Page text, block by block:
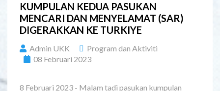
KUMPULAN KEDUA PASUKAN
MENCARI DAN MENYELAMAT (SAR)
DIGERAKKAN KE TURKIYE
Admin UKK
Program dan Aktiviti
08 Februari 2023
8 Februari 2023 - Malam tadi pasukan kumpulan